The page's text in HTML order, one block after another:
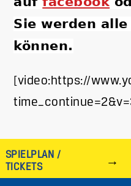
Sie werden
können.
[video:https://
SPIELPLAN /
TICKETS